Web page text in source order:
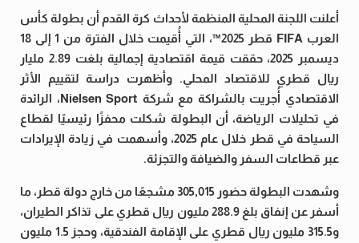
أعلنت اللجنة المحلية المنظمة لأحداث كرة القدم أن بطولة كأس
العرب FIFA قطر 2025™️، التي أُقيمت خلال الفترة من 1 إلى 18
ديسمبر 2025، حققت قيمة اقتصادية إجمالية بلغت 2.89 مليار
ريال قطري للاقتصاد المحلي. وأظهرت دراسة لتقييم الأثر
الاقتصادي أُجريت بالشراكة مع شركة Nielsen Sport، الرائدة
في تحليلات الرياضة، أن البطولة شكلت محفزًا رئيسيًا لقطاع
السياحة في قطر خلال عام 2025، وأسهمت في زيادة الإيرادات
عبر قطاعات السفر والضيافة والتجزئة.
وشهدت البطولة حضور 305,015 مشجعًا من خارج دولة قطر، ما
أسفر عن إنفاق بلغ 288.9 مليون ريال قطري على تذاكر الطيران،
و315.5 مليون ريال قطري على الإقامة الفندقية، وحجز 1.5 مليون